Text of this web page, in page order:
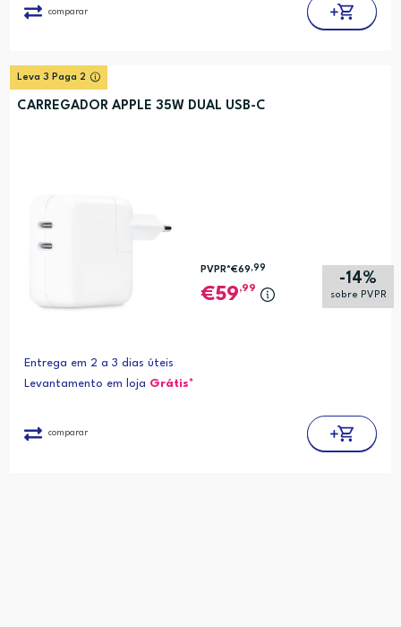
comparar
Leva 3 Paga 2
CARREGADOR APPLE 35W DUAL USB-C
-14%
sobre PVPR
PVPR*€69,99
59,99
Entrega em 2 a 3 dias úteis
Levantamento em loja Grátis*
comparar